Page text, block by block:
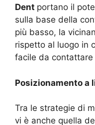
Dent portano il
sulla base della
più basso, la
rispetto al luogo in
facile da contattare
Posizionamento a
Tra le strategie di
vi è anche quella